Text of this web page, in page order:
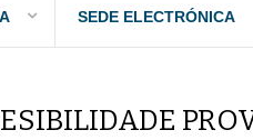
SEDE ELECTRÓNICA